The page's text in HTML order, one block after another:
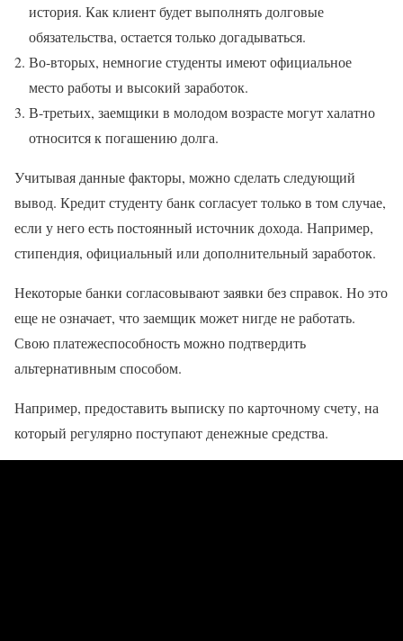
история. Как клиент будет выполнять долговые
обязательства, остается только догадываться.
Во-вторых, немногие студенты имеют официальное
место работы и высокий заработок.
В-третьих, заемщики в молодом возрасте могут халатно
относится к погашению долга.
Учитывая данные факторы, можно сделать следующий
вывод. Кредит студенту банк согласует только в том случае,
если у него есть постоянный источник дохода. Например,
стипендия, официальный или дополнительный заработок.
Некоторые банки согласовывают заявки без справок. Но это
еще не означает, что заемщик может нигде не работать.
Свою платежеспособность можно подтвердить
альтернативным способом.
Например, предоставить выписку по карточному счету, на
который регулярно поступают денежные средства.